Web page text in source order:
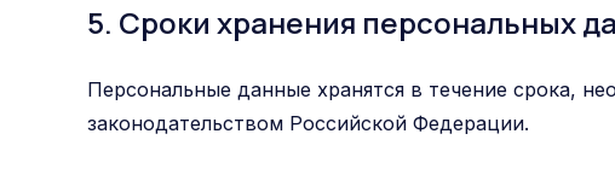
5. Сроки хранения персональных
Персональные данные хранятся в течение срока,
законодательством Российской Федерации.